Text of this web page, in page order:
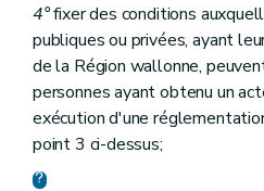
4°fixer des conditions
publiques ou privées, ayant
de la Région wallonne,
personnes ayant obtenu un
exécution d'une
point 3 ci-dessus;